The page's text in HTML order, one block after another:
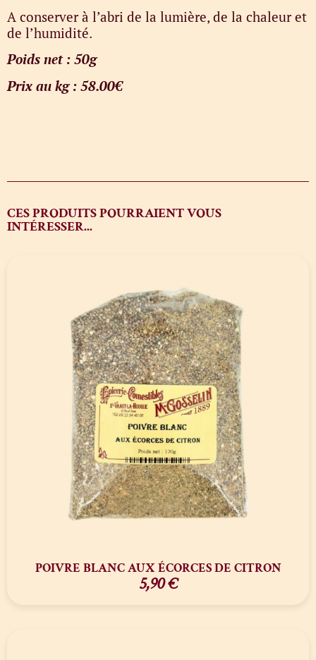
A conserver à l’abri de la lumière, de la chaleur et
de l’humidité.
Poids net : 50g
Prix au kg : 58.00€
CES PRODUITS POURRAIENT VOUS
INTÉRESSER...
POIVRE BLANC AUX ÉCORCES DE CITRON
5,90€